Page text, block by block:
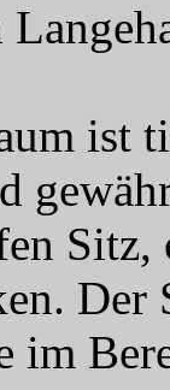
ist
im